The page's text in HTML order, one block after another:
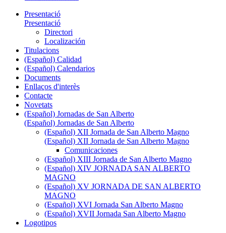
Presentació
Presentació
Directori
Localización
Titulacions
(Español) Calidad
(Español) Calendarios
Documents
Enllaços d'interès
Contacte
Novetats
(Español) Jornadas de San Alberto
(Español) Jornadas de San Alberto
(Español) XII Jornada de San Alberto Magno
(Español) XII Jornada de San Alberto Magno
Comunicaciones
(Español) XIII Jornada de San Alberto Magno
(Español) XIV JORNADA SAN ALBERTO
MAGNO
(Español) XV JORNADA DE SAN ALBERTO
MAGNO
(Español) XVI Jornada San Alberto Magno
(Español) XVII Jornada San Alberto Magno
Logotipos